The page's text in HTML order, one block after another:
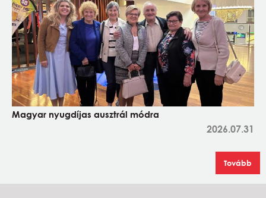
Magyar nyugdíjas ausztrál módra
2026.07.31
Tovább